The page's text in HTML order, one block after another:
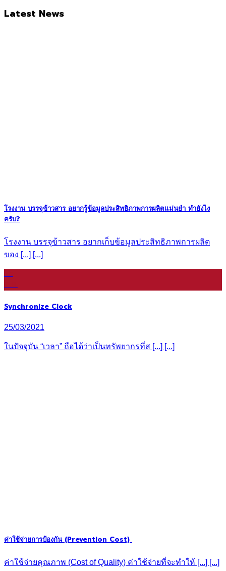
Latest News
โรงงาน บรรจุข้าวสาร อยากรู้ข้อมูลประสิทธิภาพการผลิตแม่นยำ ทำยังไง
ครับ?
โรงงาน บรรจุข้าวสาร อยากเก็บข้อมูลประสิทธิภาพการผลิต
ของ [...] [...]
Synchronize Clock
25/03/2021
ในปัจจุบัน “เวลา” ถือได้ว่าเป็นทรัพยากรที่ส [...] [...]
ค่าใช้จ่ายการป้องกัน (Prevention Cost)
ค่าใช้จ่ายคุณภาพ (Cost of Quality) ค่าใช้จ่ายที่จะทำให้ [...] [...]